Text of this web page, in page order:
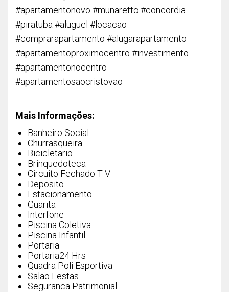
#apartamentonovo #munaretto #concordia
#piratuba #aluguel #locacao
#comprarapartamento #alugarapartamento
#apartamentoproximocentro #investimento
#apartamentonocentro
#apartamentosaocristovao
Mais Informações:
Banheiro Social
Churrasqueira
Bicicletario
Brinquedoteca
Circuito Fechado T V
Deposito
Estacionamento
Guarita
Interfone
Piscina Coletiva
Piscina Infantil
Portaria
Portaria24 Hrs
Quadra Poli Esportiva
Salao Festas
Seguranca Patrimonial